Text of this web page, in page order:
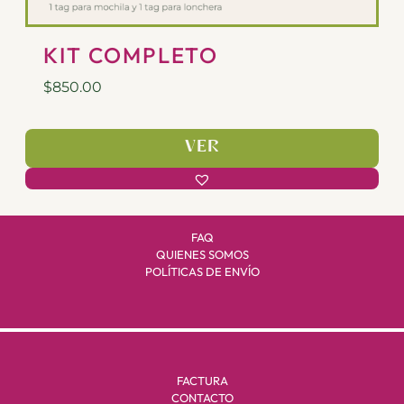
KIT COMPLETO
$850.00
VER
FAQ
QUIENES SOMOS
POLÍTICAS DE ENVÍO
FACTURA
CONTACTO